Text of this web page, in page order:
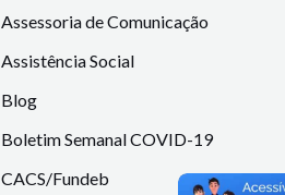
Assessoria de Comunicação
Assistência Social
Blog
Boletim Semanal COVID-19
CACS/Fundeb